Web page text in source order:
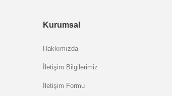
Kurumsal
Hakkımızda
İletişim Bilgilerimiz
İletişim Formu